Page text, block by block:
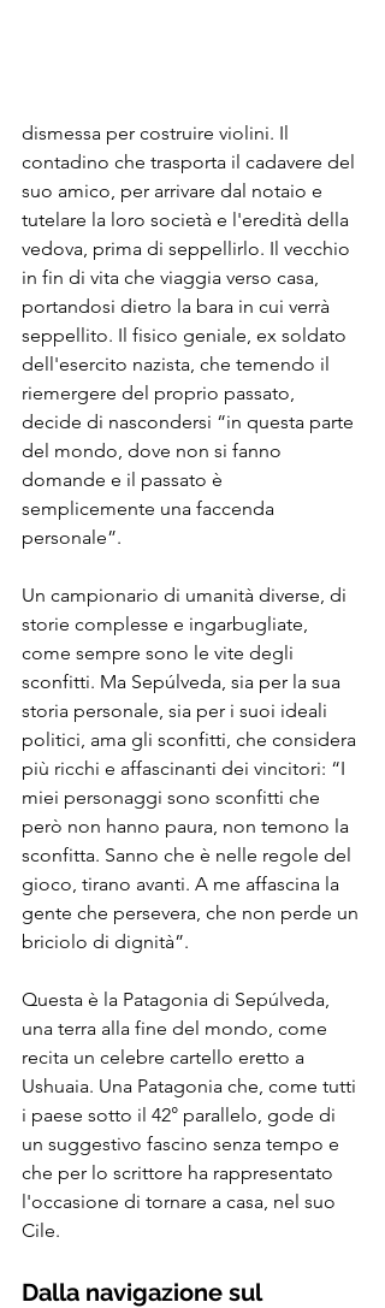
dismessa per costruire violini. Il
contadino che trasporta il cadavere del
suo amico, per arrivare dal notaio e
tutelare la loro società e l'eredità della
vedova, prima di seppellirlo. Il vecchio
in fin di vita che viaggia verso casa,
portandosi dietro la bara in cui verrà
seppellito. Il fisico geniale, ex soldato
dell'esercito nazista, che temendo il
riemergere del proprio passato,
decide di nascondersi “in questa parte
del mondo, dove non si fanno
domande e il passato è
semplicemente una faccenda
personale”.
Un campionario di umanità diverse, di
storie complesse e ingarbugliate,
come sempre sono le vite degli
sconfitti. Ma Sepúlveda, sia per la sua
storia personale, sia per i suoi ideali
politici, ama gli sconfitti, che considera
più ricchi e affascinanti dei vincitori: “I
miei personaggi sono sconfitti che
però non hanno paura, non temono la
sconfitta. Sanno che è nelle regole del
gioco, tirano avanti. A me affascina la
gente che persevera, che non perde un
briciolo di dignità”.
Questa è la Patagonia di Sepúlveda,
una terra alla fine del mondo, come
recita un celebre cartello eretto a
Ushuaia. Una Patagonia che, come tutti
i paese sotto il 42° parallelo, gode di
un suggestivo fascino senza tempo e
che per lo scrittore ha rappresentato
l'occasione di tornare a casa, nel suo
Cile.
Dalla navigazione sul